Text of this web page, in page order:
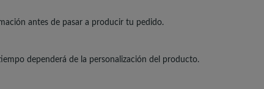
antes de pasar a producir tu pedido.
dependerá de la personalización del producto.